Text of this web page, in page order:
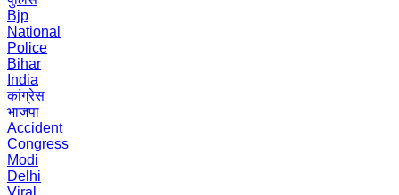
Bjp
National
Police
Bihar
India
कांग्रेस
भाजपा
Accident
Congress
Modi
Delhi
Viral